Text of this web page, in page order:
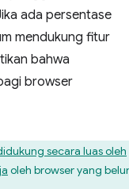
ada persentase
mendukung fitur
bahwa
browser
secara luas oleh
oleh browser yang